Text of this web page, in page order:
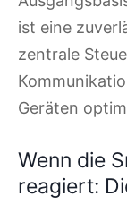
ist eine
zentrale
Geräten
Wenn die
reagiert: